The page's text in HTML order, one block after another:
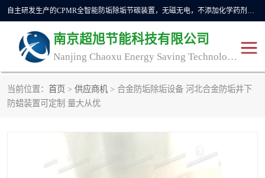
自主研发生产的CPMR全智能防垢除垢节碳装置，无磁无电，不添加化学药剂，*了国内纯物理除垢技术领域空白，其性能处于国际领先水平。广泛应用于石油炼化、钢铁冶炼、电力、煤矿、化工、供暖、压铸、汽车制造、涉水家电等行业。
南京超旭节能科技有限公司
Nanjing Chaoxu Energy Saving Technology Co., Ltd
当前位置： 首页 > 供应商机 > 合金防垢除垢设备 河北合金防垢井下
防蜡装置可定制 量大从优
CPMR
碳装置
CPMR油田井下防垢防蜡 物理防垢器生产制造商
防垢除垢 防蜡除蜡